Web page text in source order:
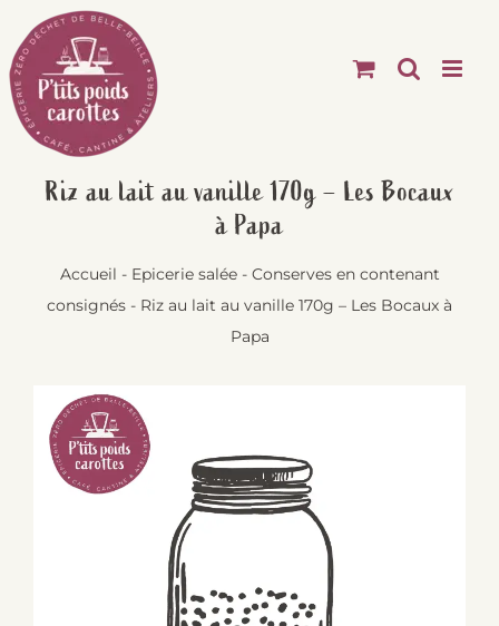
Passer
au
contenu
Riz au lait au vanille 170g – Les Bocaux
à Papa
Accueil - Epicerie salée- Conserves en contenant
consignés - Riz au lait au vanille 170g – Les Bocaux à
Papa